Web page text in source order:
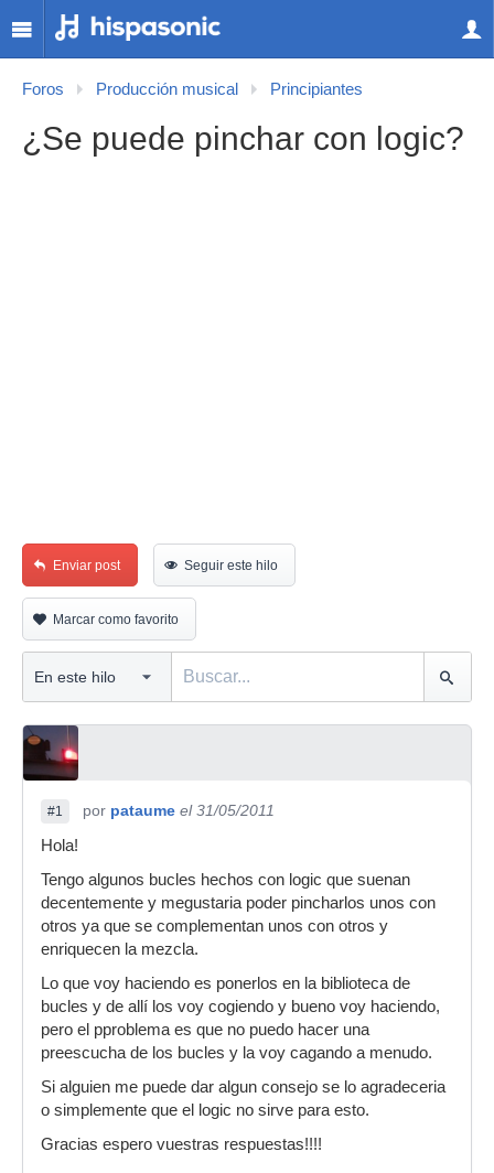
Foros Producción musical Principiantes
¿Se puede pinchar con logic?
Enviar post Seguir este hilo
Marcar como favorito
#1 por pataume el 31/05/2011
Hola!
Tengo algunos bucles hechos con logic que suenan
decentemente y megustaria poder pincharlos unos con
otros ya que se complementan unos con otros y
enriquecen la mezcla.
Lo que voy haciendo es ponerlos en la biblioteca de
bucles y de allí los voy cogiendo y bueno voy haciendo,
pero el pproblema es que no puedo hacer una
preescucha de los bucles y la voy cagando a menudo.
Si alguien me puede dar algun consejo se lo agradeceria
o simplemente que el logic no sirve para esto.
Gracias espero vuestras respuestas!!!!